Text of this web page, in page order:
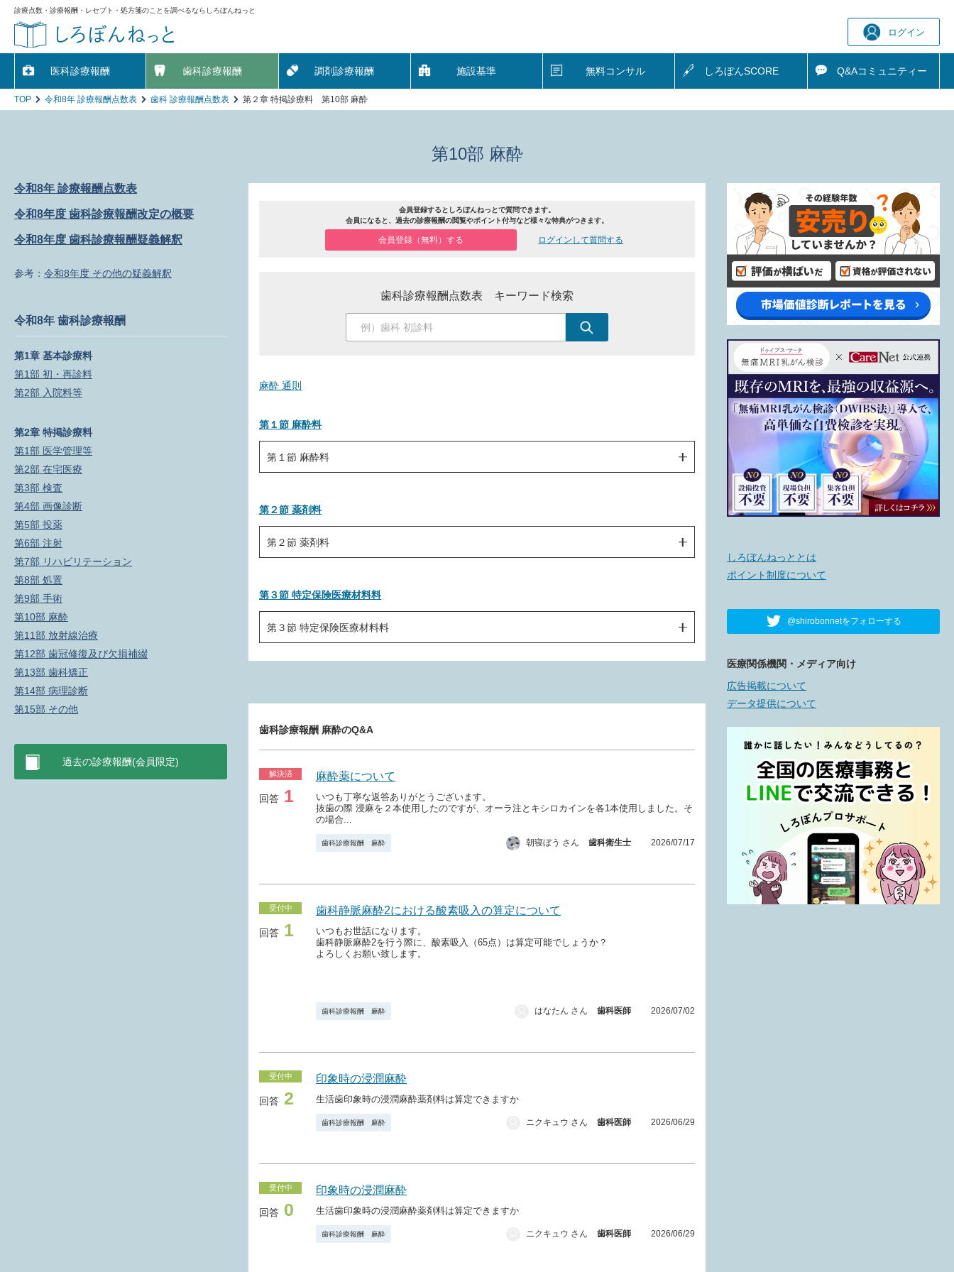
診療点数・診療報酬・レセプト・処方箋のことを調べるならしろぼんねっと
ログイン
医科診療報酬 歯科診療報酬 調剤診療報酬 施設基準 無料コンサル しろぼんSCORE Q&Aコミュニティー
TOP 令和8年 診療報酬点数表 歯科 診療報酬点数表 第２章 特掲診療料 第10部 麻酔
第10部 麻酔
令和8年 診療報酬点数表
令和8年度 歯科診療報酬改定の概要
令和8年度 歯科診療報酬疑義解釈
令和8年度 その他の疑義解釈
令和8年 歯科診療報酬
第1章 基本診療料
第1部 初・再診料
第2部 入院料等
第2章 特掲診療料
第1部 医学管理等
第2部 在宅医療
第3部 検査
第4部 画像診断
第5部 投薬
第6部 注射
第7部 リハビリテーション
第8部 処置
第9部 手術
第10部 麻酔
第11部 放射線治療
第12部 歯冠修復及び欠損補綴
第13部 歯科矯正
第14部 病理診断
第15部 その他
過去の診療報酬(会員限定)
会員登録するとしろぼんねっとで質問できます。
会員になると、過去の診療報酬の閲覧やポイント付与など様々な特典がつきます。
会員登録（無料）する ログインして質問する
歯科診療報酬点数表 キーワード検索
麻酔 通則
第１節 麻酔料
第１節 麻酔料
Ｋ００１ 浸潤麻酔
Ｋ００５ 歯科吸入麻酔又は歯科静脈麻酔（Ⅰ）
第２節 薬剤料
第２節 薬剤料
第３節 特定保険医療材料料
第３節 特定保険医療材料料
歯科診療報酬 麻酔のQ&A
解決済
回答 1
麻酔薬について
いつも丁寧な返答ありがとうございます。
抜歯の際 浸麻を２本使用したのですが、オーラ注とキシロカインを各1本使用しました。そ
の場合...
歯科診療報酬 麻酔 朝寝ぼう さん 歯科衛生士 2026/07/17
受付中
回答 1
歯科静脈麻酔2における酸素吸入の算定について
いつもお世話になります。
歯科静脈麻酔2を行う際に、酸素吸入（65点）は算定可能でしょうか？
よろしくお願い致します。
歯科診療報酬 麻酔 はなたん さん 歯科医師 2026/07/02
受付中
回答 2
印象時の浸潤麻酔
生活歯印象時の浸潤麻酔薬剤料は算定できますか
歯科診療報酬 麻酔 ニクキュウ さん 歯科医師 2026/06/29
受付中
回答 0
印象時の浸潤麻酔
生活歯印象時の浸潤麻酔薬剤料は算定できますか
歯科診療報酬 麻酔 ニクキュウ さん 歯科医師 2026/06/29
しろぼんねっととは
ポイント制度について
@shirobonnetをフォローする
医療関係機関・メディア向け
広告掲載について
データ提供について